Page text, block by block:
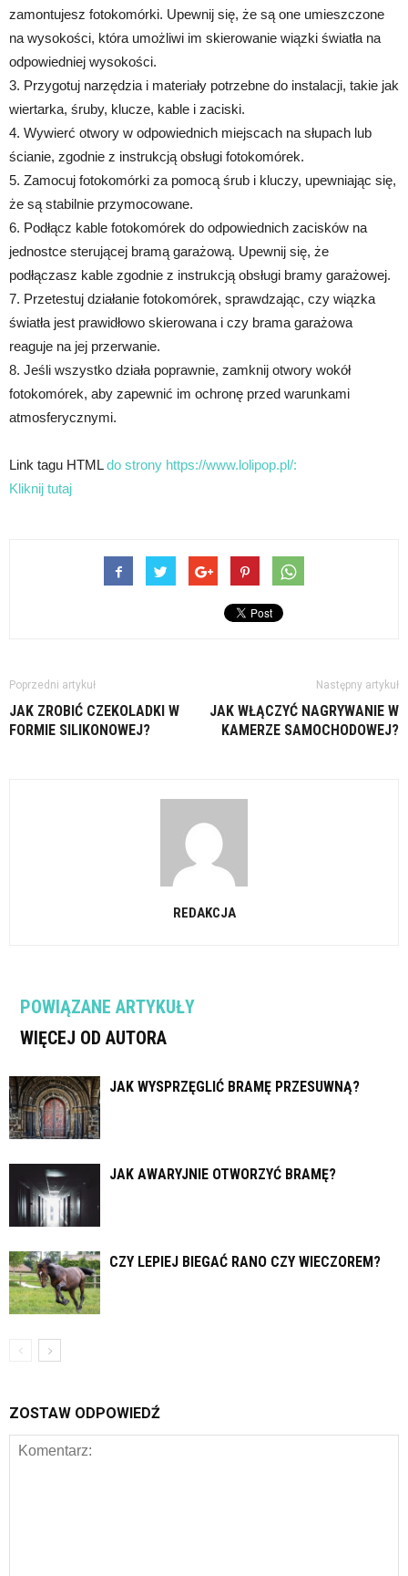
zamontujesz fotokomórki. Upewnij się, że są one umieszczone
na wysokości, która umożliwi im skierowanie wiązki światła na
odpowiedniej wysokości.
3. Przygotuj narzędzia i materiały potrzebne do instalacji, takie jak
wiertarka, śruby, klucze, kable i zaciski.
4. Wywierć otwory w odpowiednich miejscach na słupach lub
ścianie, zgodnie z instrukcją obsługi fotokomórek.
5. Zamocuj fotokomórki za pomocą śrub i kluczy, upewniając się,
że są stabilnie przymocowane.
6. Podłącz kable fotokomórek do odpowiednich zacisków na
jednostce sterującej bramą garażową. Upewnij się, że
podłączasz kable zgodnie z instrukcją obsługi bramy garażowej.
7. Przetestuj działanie fotokomórek, sprawdzając, czy wiązka
światła jest prawidłowo skierowana i czy brama garażowa
reaguje na jej przerwanie.
8. Jeśli wszystko działa poprawnie, zamknij otwory wokół
fotokomórek, aby zapewnić im ochronę przed warunkami
atmosferycznymi.
Link tagu HTMLdo strony https://www.lolipop.pl/:
Kliknij tutaj
Poprzedni artykuł
JAK ZROBIĆ CZEKOLADKI W
FORMIE SILIKONOWEJ?
Następny artykuł
JAK WŁĄCZYĆ NAGRYWANIE W
KAMERZE SAMOCHODOWEJ?
REDAKCJA
POWIĄZANE ARTYKUŁY
WIĘCEJ OD AUTORA
JAK WYSPRZĘGLIĆ BRAMĘ PRZESUWNĄ?
JAK AWARYJNIE OTWORZYĆ BRAMĘ?
CZY LEPIEJ BIEGAĆ RANO CZY WIECZOREM?
ZOSTAW ODPOWIEDŹ